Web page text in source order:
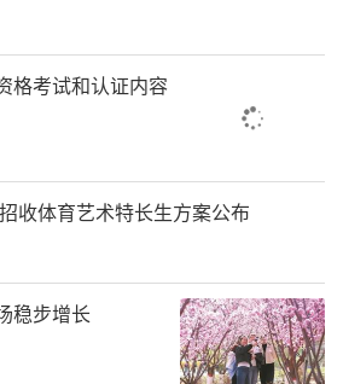
格考试和认证内容
收体育艺术特长生方案公布
稳步增长